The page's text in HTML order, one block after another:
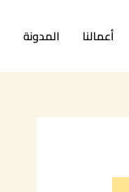
أعمالنا المدونة